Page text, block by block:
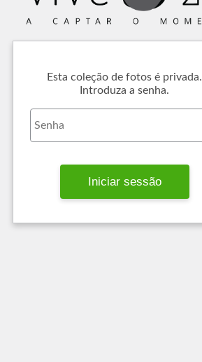
Esta coleção de fotos é privada.
Introduza a senha.
Iniciar sessão